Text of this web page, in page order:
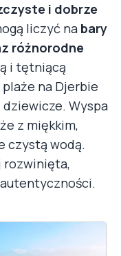
i dobrze
liczyć na bary
różnorodne
i tętniącą
na Djerbie
Wyspa
z miękkim,
czystą wodą.
rozwinięta,